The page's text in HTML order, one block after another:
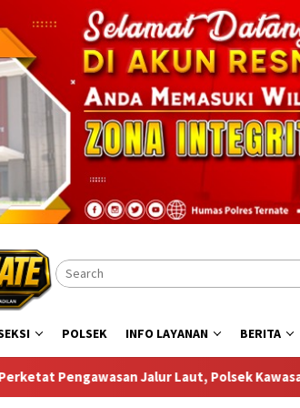
POLSEK INFO LAYANAN BERITA
Kawasan Pelabuhan Ahmad Yani Temukan